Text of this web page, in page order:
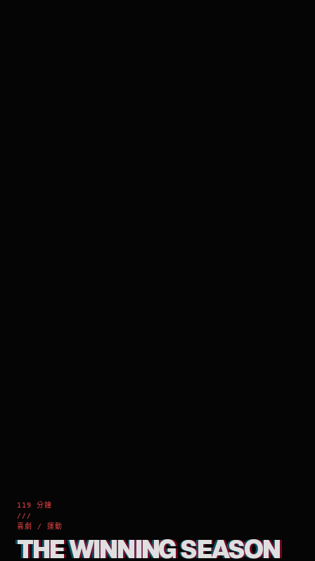
119 分鐘
///
喜劇 / 運動
THE WINNING SEASON